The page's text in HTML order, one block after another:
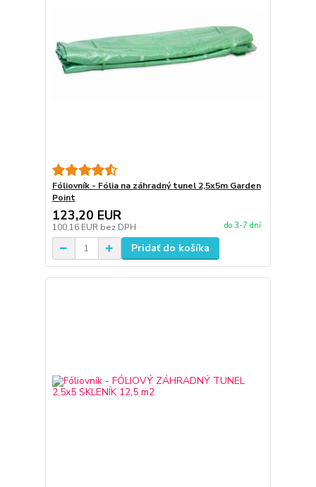
Fóliovník - Fólia na záhradný tunel 2,5x5m Garden
Point
123,20 EUR
100,16 EUR bez DPH do 3-7 dní
Pridať do košíka